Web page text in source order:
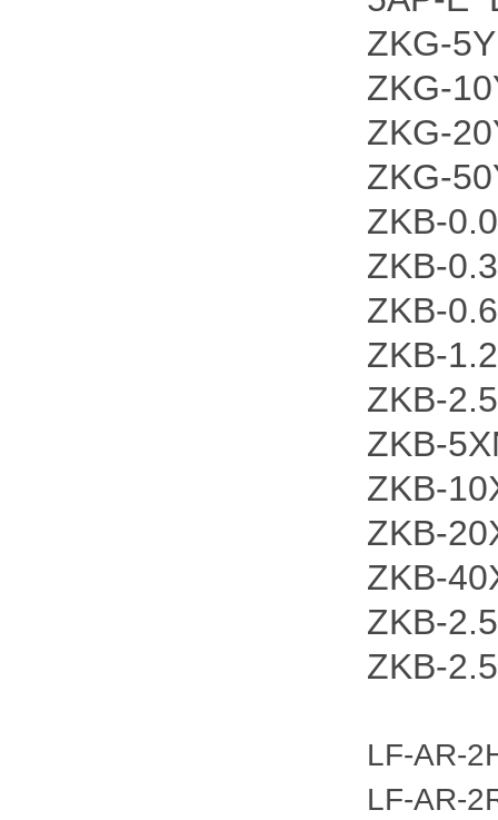
ZKG-
ZKG-
ZKG-
ZKG-
ZKB-
ZKB-
ZKB-
ZKB-
ZKB-
ZKB-
ZKB-
ZKB-
ZKB-
ZKB-
ZKB-
LF-AR-
LF-AR-